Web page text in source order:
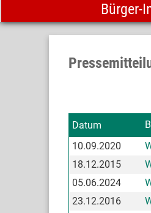
Bürger-
Datum
10.09.2020
18.12.2015
05.06.2024
23.12.2016